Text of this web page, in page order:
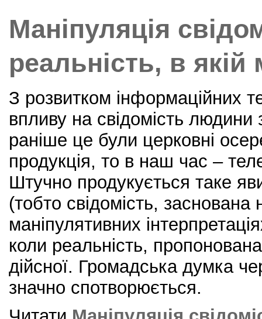
Маніпуляція
реальність, в
З розвитком інформаційних
впливу на свідомість
раніше це були церковні
продукція, то в наш час –
Штучно продукується таке
(тобто свідомість, заснована
маніпулятивних
коли реальність,
дійсної. Громадська думка
значно спотворюється.